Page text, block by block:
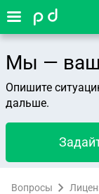
Мы — ваш
Опишите
дальше.
Вопросы